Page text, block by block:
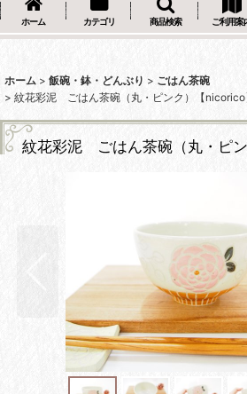
ホーム カテゴリ 商品検索 ご利用案
ホーム > 飯碗・鉢・どんぶり > ごはん茶碗
> 紋花彩泥 ごはん茶碗（丸・ピンク）【nicorico
紋花彩泥 ごはん茶碗（丸・ピ